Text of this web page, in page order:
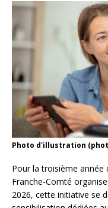
Photo d'illustration
Pour la troisième année
Franche-Comté
2026, cette initiative se